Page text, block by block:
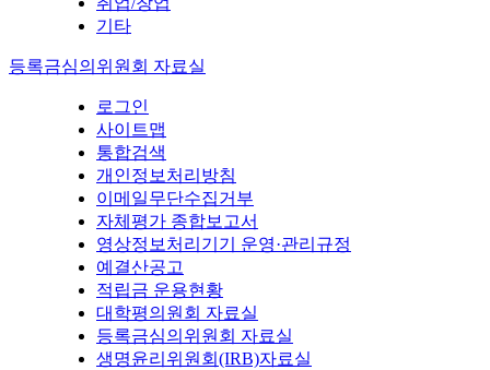
기타
등록금심의위원회 자료실
로그인
사이트맵
통합검색
개인정보처리방침
이메일무단수집거부
자체평가 종합보고서
영상정보처리기기 운영·관리규정
예결산공고
적립금 운용현황
대학평의원회 자료실
등록금심의위원회 자료실
생명윤리위원회(IRB)자료실